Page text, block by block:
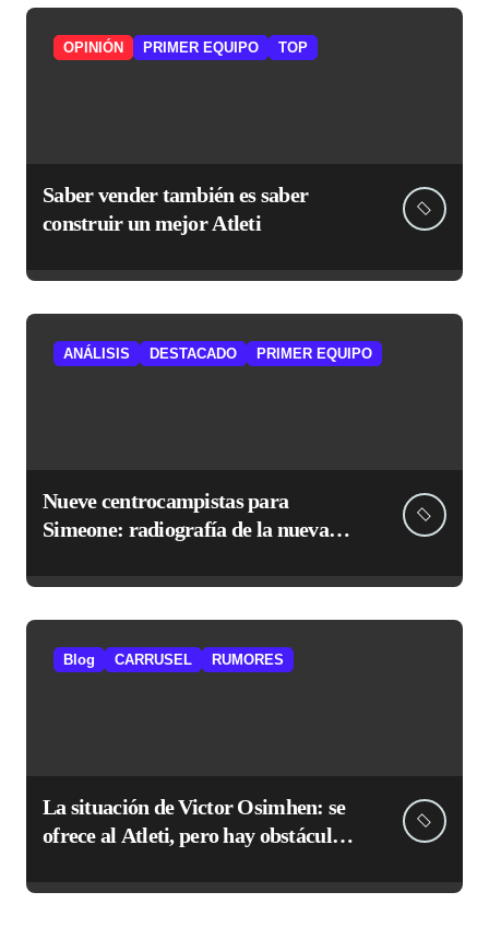
OPINIÓN PRIMER EQUIPO TOP
Saber vender también es saber
construir un mejor Atleti
ANÁLISIS DESTACADO PRIMER EQUIPO
Nueve centrocampistas para
Simeone: radiografía de la nueva
Blog CARRUSEL RUMORES
La situación de Victor Osimhen: se
ofrece al Atleti, pero hay obstáculos